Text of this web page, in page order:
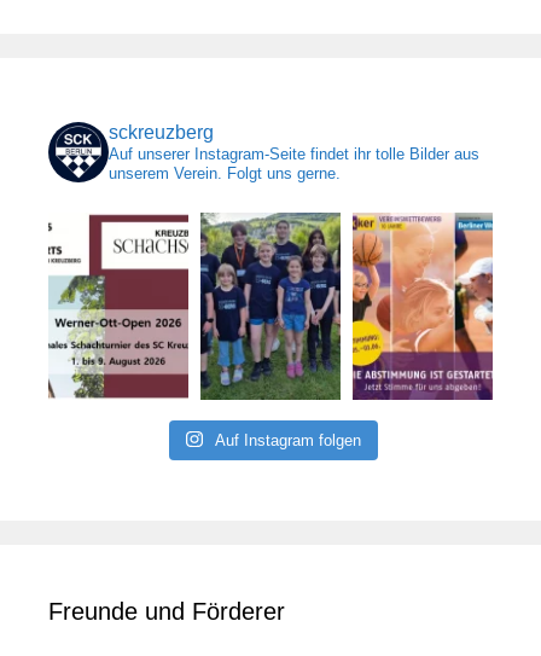
sckreuzberg
Auf unserer Instagram-Seite findet ihr tolle Bilder aus
unserem Verein. Folgt uns gerne.
Auf Instagram folgen
Freunde und Förderer